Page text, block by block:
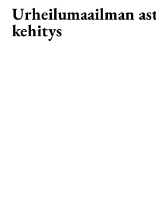
Urheilumaailman
kehitys